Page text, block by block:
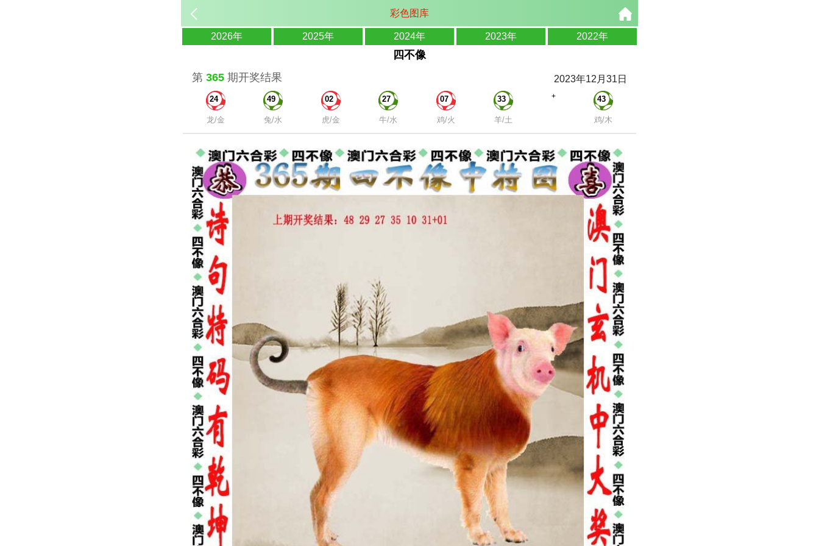
彩色图库
2026年 2025年 2024年 2023年 2022年
四不像
第 365期开奖结果 2023年12月31日
24
龙/金
49
兔/水
02
虎/金
27
牛/水
07
鸡/火
33
羊/土
+ 43
鸡/木